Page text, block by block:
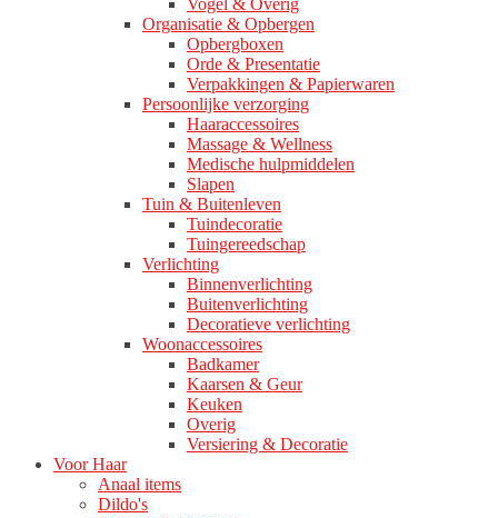
Organisatie & Opbergen
Opbergboxen
Orde & Presentatie
Verpakkingen & Papierwaren
Persoonlijke verzorging
Haaraccessoires
Massage & Wellness
Medische hulpmiddelen
Slapen
Tuin & Buitenleven
Tuindecoratie
Tuingereedschap
Verlichting
Binnenverlichting
Buitenverlichting
Decoratieve verlichting
Woonaccessoires
Badkamer
Kaarsen & Geur
Keuken
Overig
Versiering & Decoratie
Voor Haar
Anaal items
Dildo's